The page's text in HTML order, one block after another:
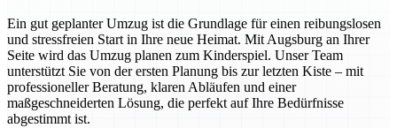
Ein gut geplanter Umzug ist die Grundlage für einen reibungslosen
und stressfreien Start in Ihre neue Heimat. Mit Augsburg an Ihrer
Seite wird das Umzug planen zum Kinderspiel. Unser Team
unterstützt Sie von der ersten Planung bis zur letzten Kiste – mit
professioneller Beratung, klaren Abläufen und einer
maßgeschneiderten Lösung, die perfekt auf Ihre Bedürfnisse
abgestimmt ist.